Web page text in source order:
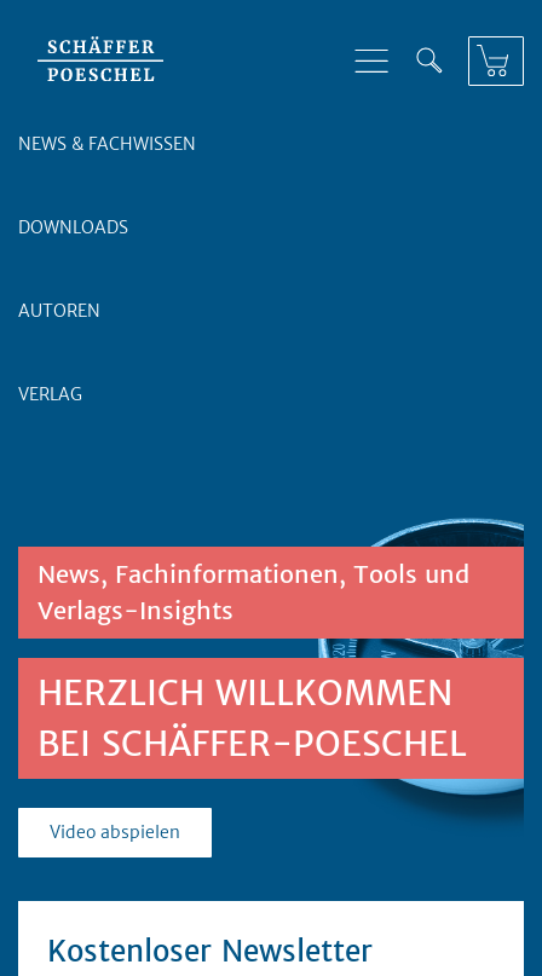
NEWS & FACHWISSEN
DOWNLOADS
AUTOREN
VERLAG
News, Fachinformationen, Tools und
Verlags-Insights
HERZLICH WILLKOMMEN
BEI SCHÄFFER-POESCHEL
Video abspielen
Kostenloser Newsletter